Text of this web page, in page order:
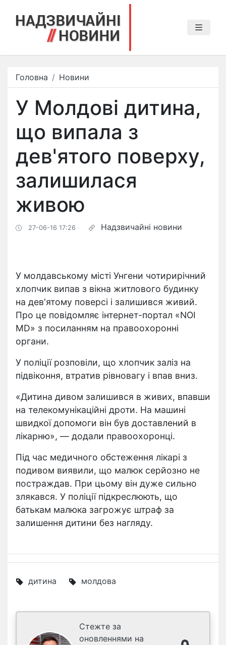
Головна Новини
У Молдові дитина,
що випала з
дев'ятого поверху,
залишилася
живою
27-06-16 17:26 Надзвичайні новини
У молдавському місті Унгени чотирирічний
хлопчик випав з вікна житлового будинку
на дев'ятому поверсі і залишився живий.
Про це повідомляє інтернет-портал «NOI
MD» з посиланням на правоохоронні
органи.
У поліції розповіли, що хлопчик заліз на
підвіконня, втратив рівновагу і впав вниз.
«Дитина дивом залишився в живих, впавши
на телекомунікаційні дроти. На машині
швидкої допомоги він був доставлений в
лікарню», — додали правоохоронці.
Під час медичного обстеження лікарі з
подивом виявили, що малюк серйозно не
постраждав. При цьому він дуже сильно
злякався. У поліції підкреслюють, що
батькам малюка загрожує штраф за
залишення дитини без нагляду.
дитина молдова
Стежте за
оновленнями на